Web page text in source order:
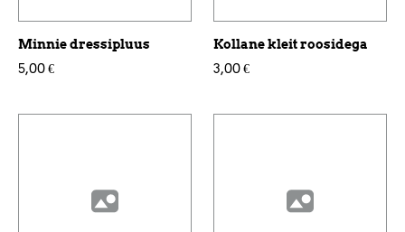
Minnie dressipluus
5,00 €
Kollane kleit roosidega
3,00 €